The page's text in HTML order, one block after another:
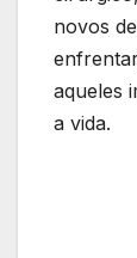
novos
aqueles
a vida.